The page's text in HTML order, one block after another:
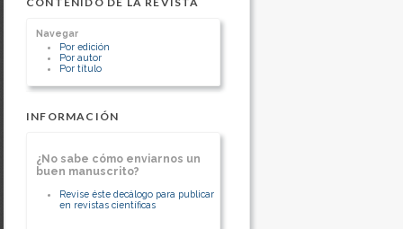
Navegar
Por edición
Por autor
Por título
INFORMACIÓN
¿No sabe cómo enviarnos un
buen manuscrito?
Revise éste decálogo para publicar
en revistas científicas